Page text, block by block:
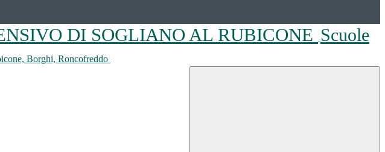
DI SOGLIANO AL RUBICONE Scuole
Borghi, Roncofreddo